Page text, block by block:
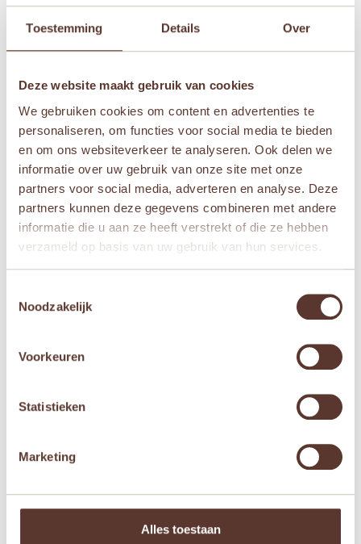
Toestemming Details Over
Deze website maakt gebruik van cookies
We gebruiken cookies om content en advertenties te
personaliseren, om functies voor social media te bieden
en om ons websiteverkeer te analyseren. Ook delen we
informatie over uw gebruik van onze site met onze
partners voor social media, adverteren en analyse. Deze
partners kunnen deze gegevens combineren met andere
informatie die u aan ze heeft verstrekt of die ze hebben
verzameld op basis van uw gebruik van hun services.
Noodzakelijk
Voorkeuren
Statistieken
Marketing
Alles toestaan
r
Merken
Sam & Julia
Gerelateerde producten
Beroepen
Janod Magnetibook –